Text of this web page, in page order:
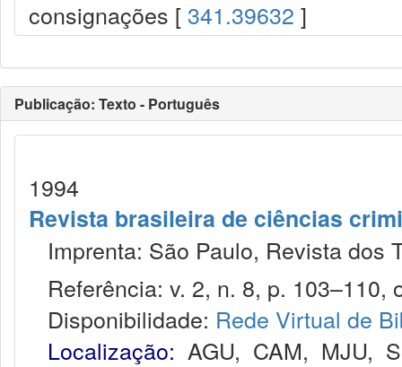
consignações [ 341.39632 ]
Publicação: Texto - Português
1994
Revista brasileira de ciências
Imprenta: São Paulo, Revista dos
Referência: v. 2, n. 8, p. 103–110,
Disponibilidade: Rede Virtual de
Localização: AGU, CAM, MJU,